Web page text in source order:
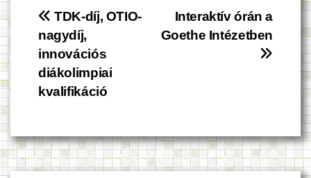
Bejegyzés
navigáció
Interaktív órán a
Goethe Intézetben
TDK-díj, OTIO-
nagydíj,
innovációs
diákolimpiai
kvalifikáció